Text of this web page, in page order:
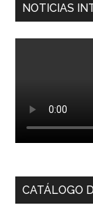
NOTICIAS
CATÁLOGO